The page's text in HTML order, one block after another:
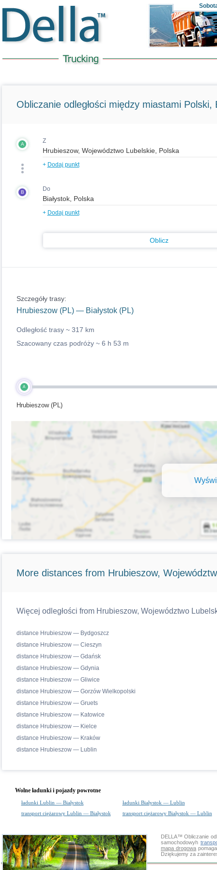
Obliczanie odległości między miastami Polski,
A Z
+ Dodaj punkt
B Do
+ Dodaj punkt
Oblicz
Szczegóły trasy:
Hrubieszow (PL) — Białystok (PL)
Odległość trasy ~ 317 km
Szacowany czas podróży ~ 6 h 53 m
A
Hrubieszow (PL)
More distances from Hrubieszow,
Więcej odległości from Hrubieszow, Województwo
distance Hrubieszow — Bydgoszcz
distance Hrubieszow — Cieszyn
distance Hrubieszow — Gdańsk
distance Hrubieszow — Gdynia
distance Hrubieszow — Gliwice
distance Hrubieszow — Gorzów Wielkopolski
distance Hrubieszow — Gruets
distance Hrubieszow — Katowice
distance Hrubieszow — Kielce
distance Hrubieszow — Kraków
distance Hrubieszow — Lublin
Wolne ładunki i pojazdy powrotne
ładunki Lublin — Białystok
ładunki Białystok — Lublin
transport ciężarowy Lublin — Białystok
transport ciężarowy Białystok — Lublin
DELLA™Obliczanie
samochodowyh
mapa drogowa
Dziękujemy za